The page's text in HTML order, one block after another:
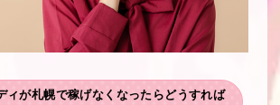
ィが札幌で稼げなくなったらどうすれば